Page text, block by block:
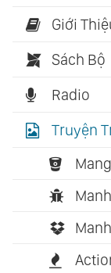
Giới
Sách Bộ
Radio
Truyện